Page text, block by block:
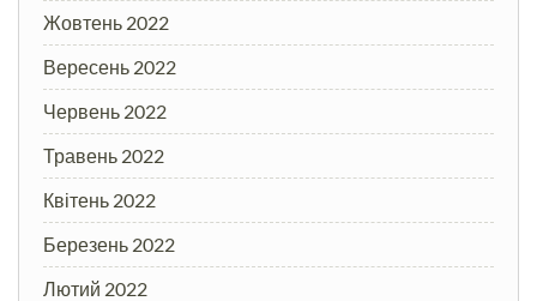
Жовтень 2022
Вересень 2022
Червень 2022
Травень 2022
Квітень 2022
Березень 2022
Лютий 2022